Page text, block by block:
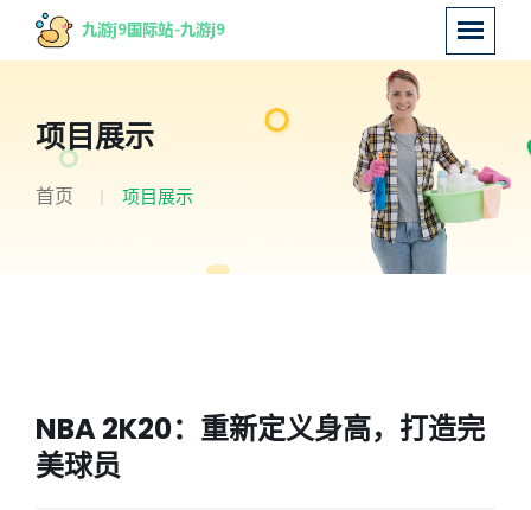
项目展示
首页 项目展示
NBA 2K20：重新定义身高，打造完
美球员